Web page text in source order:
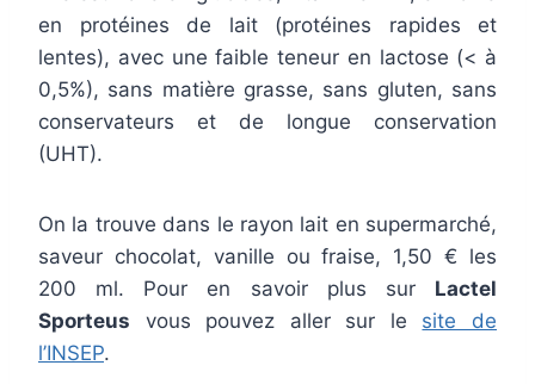
en protéines de lait (protéines rapides et
lentes), avec une faible teneur en lactose (< à
0,5%), sans matière grasse, sans gluten, sans
conservateurs et de longue conservation
(UHT).
On la trouve dans le rayon lait en supermarché,
saveur chocolat, vanille ou fraise, 1,50 € les
200 ml. Pour en savoir plus sur Lactel
Sporteus vous pouvez aller sur le site de
l’INSEP.